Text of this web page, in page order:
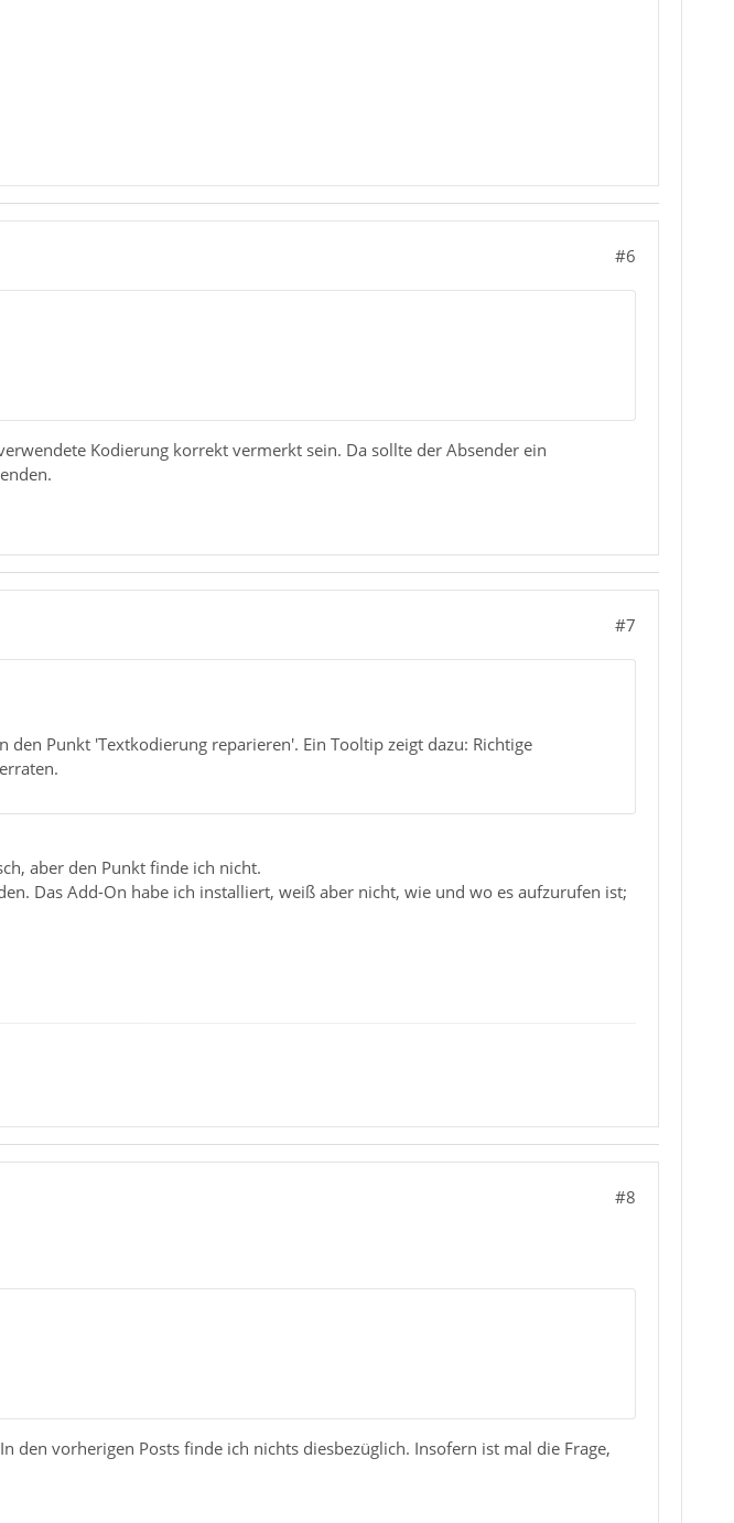
#6
Kodierung korrekt vermerkt sein. Da sollte der Absender ein
#7
den Punkt 'Textkodierung reparieren'. Ein Tooltip zeigt dazu: Richtige
aber den Punkt finde ich nicht.
Das Add-On habe ich installiert, weiß aber nicht, wie und wo es aufzurufen ist;
#8
den vorherigen Posts finde ich nichts diesbezüglich. Insofern ist mal die Frage,